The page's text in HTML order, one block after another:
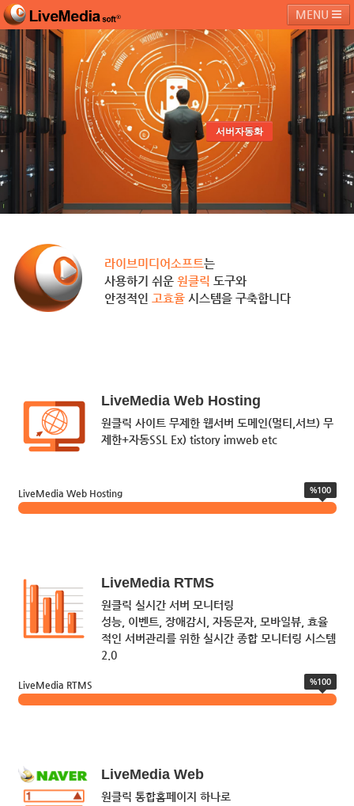
MENU
라이브미디어소프트 제품 및 서비스 블로그 커뮤니티
페밀리 사이트
서버자동화
라이브미디어소프트는
사용하기 쉬운 원클릭 도구와
안정적인
고효율 시스템을 구축합니다
LiveMedia Web Hosting
원클릭 사이트 무제한 웹서버 도메인(멀티,서브) 무
제한+자동SSL Ex) tistory imweb etc
LiveMedia Web Hosting %100
LiveMedia RTMS
원클릭 실시간 서버 모니터링
성능, 이벤트, 장애감시, 자동문자, 모바일뷰, 효율
적인 서버관리를 위한 실시간 종합 모니터링 시스템
2.0
LiveMedia RTMS %100
LiveMedia Web
원클릭 통합홈페이지 하나로